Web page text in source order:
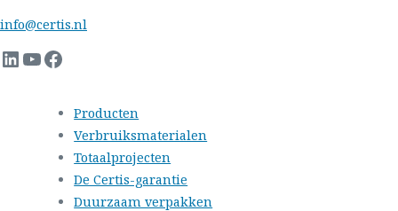
info@certis.nl
LinkedIn YouTube Facebook
Producten
Verbruiksmaterialen
Totaalprojecten
De Certis-garantie
Duurzaam verpakken